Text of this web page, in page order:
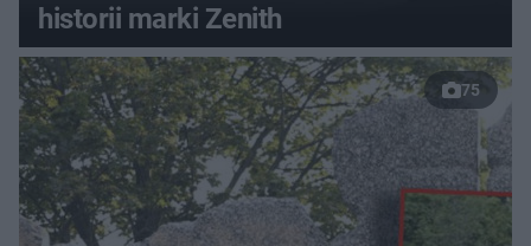
historii marki Zenith
75